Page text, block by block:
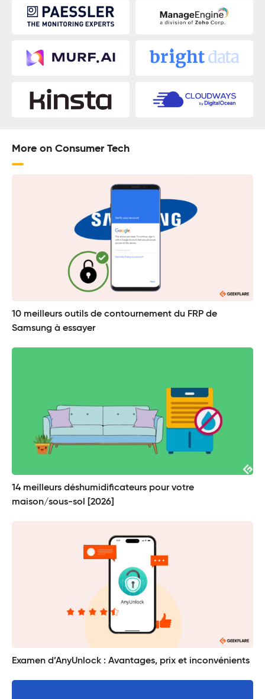
More on Consumer Tech
10 meilleurs outils de contournement du FRP de
Samsung à essayer
14 meilleurs déshumidificateurs pour votre
maison/sous-sol [2026]
Examen d’AnyUnlock : Avantages, prix et inconvénients